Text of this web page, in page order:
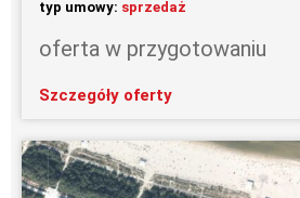
typ umowy: sprzedaż
oferta w przygotowaniu
Szczegóły oferty